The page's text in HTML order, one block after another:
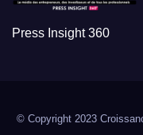
Press Insight 360
© Copyright 2023